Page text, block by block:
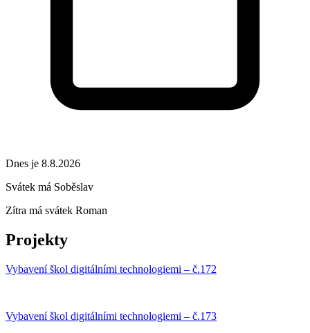
Dnes je 8.8.2026
Svátek má Soběslav
Zítra má svátek Roman
Projekty
Vybavení škol digitálními technologiemi – č.172
Vybavení škol digitálními technologiemi – č.173